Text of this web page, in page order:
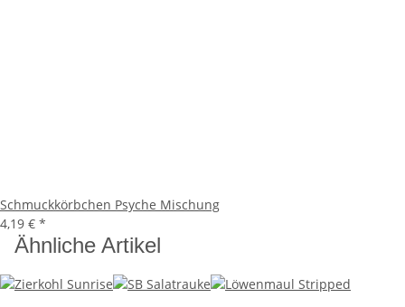
Schmuckkörbchen Psyche Mischung
4,19 € *
Ähnliche Artikel